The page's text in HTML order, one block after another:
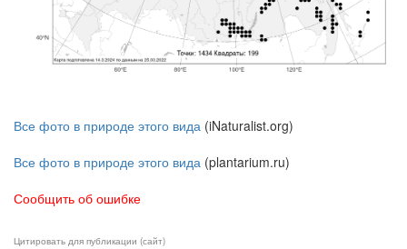
Все фото в природе этого вида (iNaturalist.org)
Все фото в природе этого вида (plantarium.ru)
Сообщить об ошибке
Цитировать для публикации (сайт)